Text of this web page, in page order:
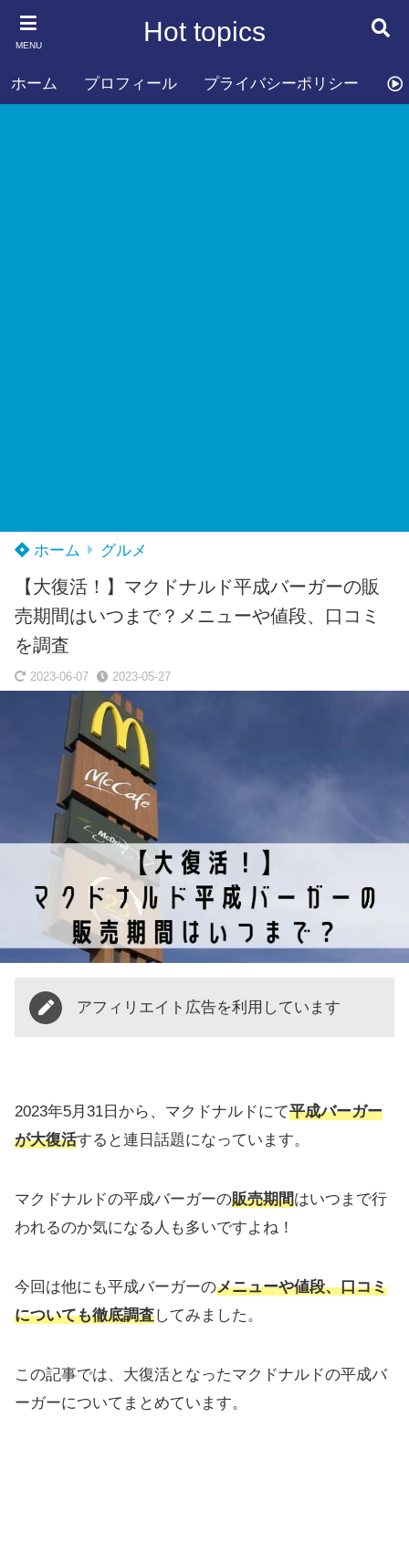
MENU Hot topics
ホーム プロフィール プライバシーポリシー お
ホーム グルメ
【大復活！】マクドナルド平成バーガーの販
売期間はいつまで？メニューや値段、口コミ
を調査
2023-06-07 2023-05-27
アフィリエイト広告を利用しています
2023年5月31日から、マクドナルドにて平成バーガー
が大復活すると連日話題になっています。
マクドナルドの平成バーガーの販売期間はいつまで行
われるのか気になる人も多いですよね！
今回は他にも平成バーガーのメニューや値段、口コミ
についても徹底調査してみました。
この記事では、大復活となったマクドナルドの平成バ
ーガーについてまとめています。